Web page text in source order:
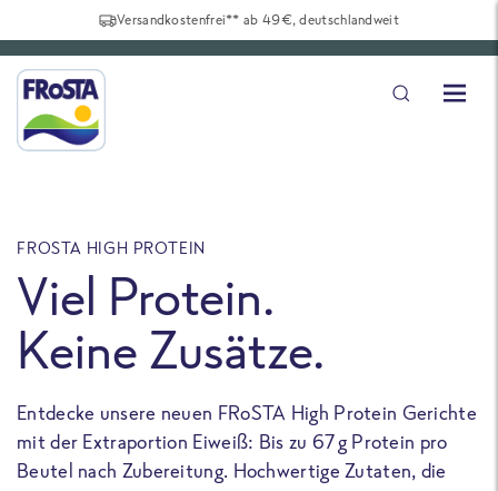
Versandkostenfrei** ab 49€, deutschlandweit
FROSTA HIGH PROTEIN
Viel Protein.
Keine Zusätze.
Entdecke unsere neuen FRoSTA High Protein Gerichte
mit der Extraportion Eiweiß: Bis zu 67 g Protein pro
Beutel nach Zubereitung. Hochwertige Zutaten, die